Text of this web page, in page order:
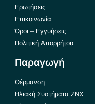
Ερωτήσεις
Επικοινωνία
Όροι – Εγγυήσεις
Πολιτική Απορρήτου
Παραγωγή
Θέρμανση
Ηλιακή Συστήματα ΖΝΧ